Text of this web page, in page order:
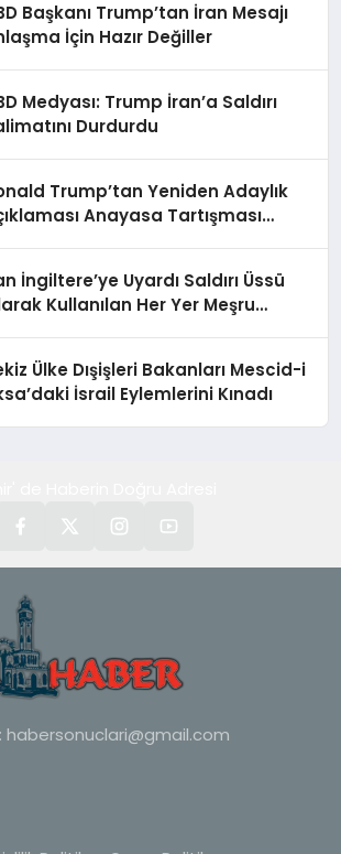
Başkanı Trump’tan İran Mesajı
İçin Hazır Değiller
Medyası: Trump İran’a Saldırı
Durdurdu
Trump’tan Yeniden Adaylık
Anayasa Tartışması
İngiltere’ye Uyardı Saldırı Üssü
Kullanılan Her Yer Meşru
Ülke Dışişleri Bakanları Mescid-i
İsrail Eylemlerini Kınadı
habersonuclari@gmail.com